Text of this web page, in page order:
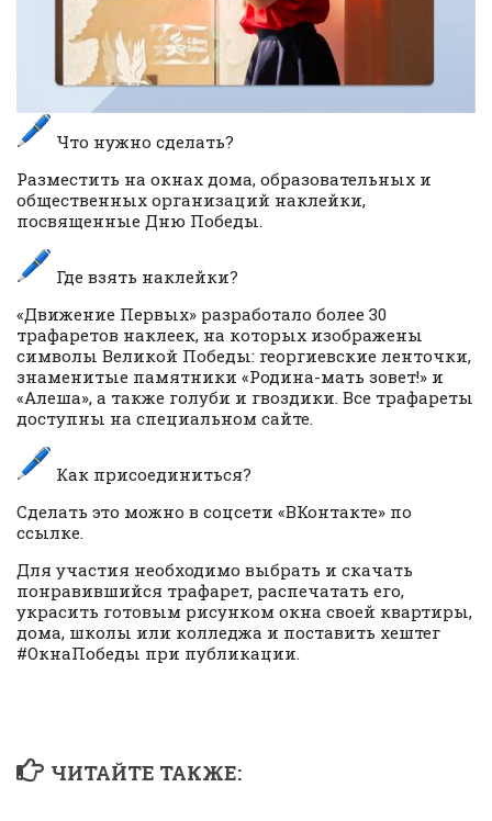
Что нужно сделать?
Разместить на окнах дома, образовательных и
общественных организаций наклейки,
посвященные Дню Победы.
Где взять наклейки?
«Движение Первых» разработало более 30
трафаретов наклеек, на которых изображены
символы Великой Победы: георгиевские ленточки,
знаменитые памятники «Родина-мать зовет!» и
«Алеша», а также голуби и гвоздики. Все трафареты
доступны на специальном сайте.
Как присоединиться?
Сделать это можно в соцсети «ВКонтакте» по
ссылке.
Для участия необходимо выбрать и скачать
понравившийся трафарет, распечатать его,
украсить готовым рисунком окна своей квартиры,
дома, школы или колледжа и поставить хештег
#ОкнаПобеды при публикации.
ЧИТАЙТЕ ТАКЖЕ: